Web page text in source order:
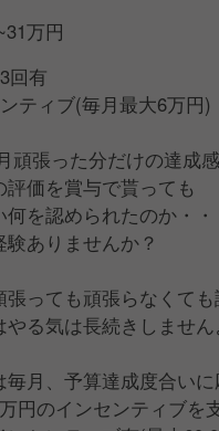
万円
回有
ティブ(毎月最大6万円)
張った分だけの達成
評価を賞与で貰っても
何を認められたのか・・
験ありませんか？
張っても頑張らなくて
やる気は長続きしません
毎月、予算達成度合いに
円のインセンティブを